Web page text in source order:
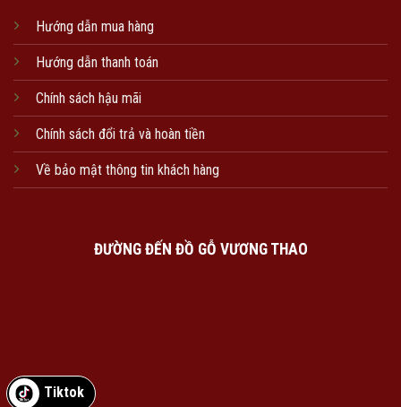
Hướng dẫn mua hàng
Hướng dẫn thanh toán
Chính sách hậu mãi
Chính sách đổi trả và hoàn tiền
Về bảo mật thông tin khách hàng
ĐƯỜNG ĐẾN ĐỒ GỖ VƯƠNG THAO
Tiktok